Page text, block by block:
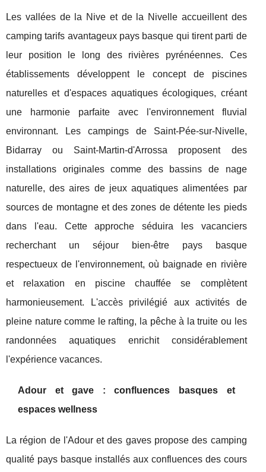
Les vallées de la Nive et de la Nivelle accueillent des
camping tarifs avantageux pays basque qui tirent parti de
leur position le long des rivières pyrénéennes. Ces
établissements développent le concept de piscines
naturelles et d'espaces aquatiques écologiques, créant
une harmonie parfaite avec l'environnement fluvial
environnant. Les campings de Saint-Pée-sur-Nivelle,
Bidarray ou Saint-Martin-d'Arrossa proposent des
installations originales comme des bassins de nage
naturelle, des aires de jeux aquatiques alimentées par
sources de montagne et des zones de détente les pieds
dans l'eau. Cette approche séduira les vacanciers
recherchant un séjour bien-être pays basque
respectueux de l'environnement, où baignade en rivière
et relaxation en piscine chauffée se complètent
harmonieusement. L'accès privilégié aux activités de
pleine nature comme le rafting, la pêche à la truite ou les
randonnées aquatiques enrichit considérablement
l'expérience vacances.
Adour et gave : confluences basques et
espaces wellness
La région de l'Adour et des gaves propose des camping
qualité pays basque installés aux confluences des cours